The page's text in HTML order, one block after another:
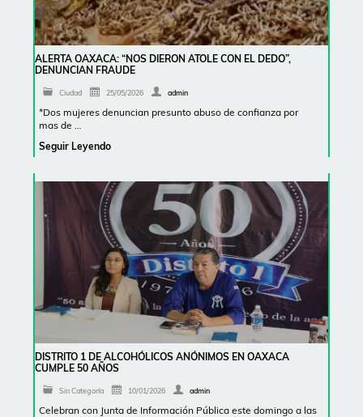
ALERTA OAXACA: “NOS DIERON ATOLE CON EL DEDO”,
DENUNCIAN FRAUDE
Ciudad 25/05/2026 admin
*Dos mujeres denuncian presunto abuso de confianza por
mas de …
Seguir Leyendo
DISTRITO 1 DE ALCOHÓLICOS ANÓNIMOS EN OAXACA
CUMPLE 50 AÑOS
Sin Categoría 10/01/2026 admin
Celebran con Junta de Información Pública este domingo a las